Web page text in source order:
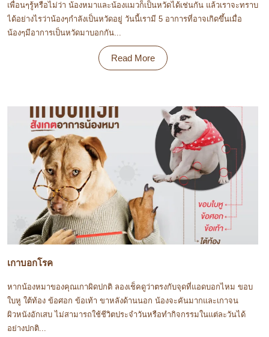
เพื่อนๆรู้หรือไม่ว่า น้องหมาและน้องแมวก็เป็นหวัดได้เช่นกัน แล้วเราจะทราบ
ได้อย่างไรว่าน้องๆกำลังเป็นหวัดอยู่ วันนี้เรามี 5 อาการที่อาจเกิดขึ้นเมื่อ
น้องๆมีอาการเป็นหวัดมาบอกกัน...
Read More
เกาบอกโรค
หากน้องหมาของคุณเกาผิดปกติ ลองเช็คดูว่าตรงกับจุดที่แอดบอกไหม ขอบ
ใบหู ใต้ท้อง ข้อศอก ข้อเท้า ขาหลังด้านนอก น้องจะคันมากและเกาจน
ผิวหนังอักเสบ ไม่สามารถใช้ชีวิตประจำวันหรือทำกิจกรรมในแต่ละวันได้
อย่างปกติ...